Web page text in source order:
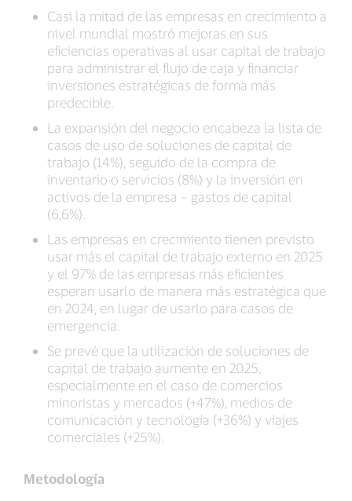
Casi la mitad de las empresas en crecimiento a
nivel mundial mostró mejoras en sus
eficiencias operativas al usar capital de trabajo
para administrar el flujo de caja y financiar
inversiones estratégicas de forma más
predecible.
La expansión del negocio encabeza la lista de
casos de uso de soluciones de capital de
trabajo (14%), seguido de la compra de
inventario o servicios (8%) y la inversión en
activos de la empresa – gastos de capital
(6,6%).
Las empresas en crecimiento tienen previsto
usar más el capital de trabajo externo en 2025
y el 97% de las empresas más eficientes
esperan usarlo de manera más estratégica que
en 2024, en lugar de usarlo para casos de
emergencia.
Se prevé que la utilización de soluciones de
capital de trabajo aumente en 2025,
especialmente en el caso de comercios
minoristas y mercados (+47%), medios de
comunicación y tecnología (+36%) y viajes
comerciales (+25%).
Metodología